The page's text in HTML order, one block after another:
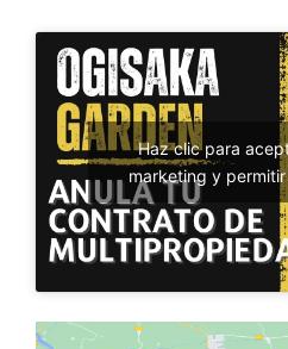
Haz clic para
marketing y